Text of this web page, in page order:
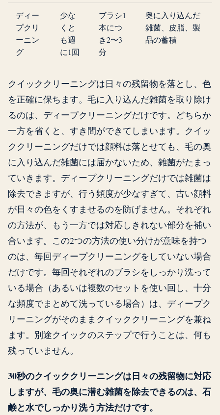
ディー
プクリ
ーニン
グ
少な
くと
も週
に1回
ブラシ1
本につ
き2〜3
分
奥に入り込んだ
雑菌、皮脂、製
品の蓄積
クイッククリーニングは日々の残留物を落とし、色
を正確に保ちます。毛に入り込んだ雑菌を取り除け
るのは、ディープクリーニングだけです。どちらか
一方を省くと、すき間ができてしまいます。クイッ
ククリーニングだけでは顔料は落とせても、毛の奥
に入り込んだ雑菌には届かないため、雑菌がたまっ
ていきます。ディープクリーニングだけでは雑菌は
除去できますが、行う頻度が少なすぎて、古い顔料
が日々の色をくすませるのを防げません。それぞれ
の方法が、もう一方では対応しきれない部分を補い
合います。この2つの方法の使い分けが意味を持つ
のは、毎回ディープクリーニングをしていない場合
だけです。毎回それぞれのブラシをしっかり洗って
いる場合（あるいは複数のセットを使い回し、十分
な頻度でまとめて洗っている場合）は、ディープク
リーニングがそのままクイッククリーニングを兼ね
ます。別途クイックのステップで行うことは、何も
残っていません。
30秒のクイッククリーニングは日々の残留物に対応
しますが、毛の奥に潜む雑菌を除去できるのは、石
鹸と水でしっかり洗う方法だけです。